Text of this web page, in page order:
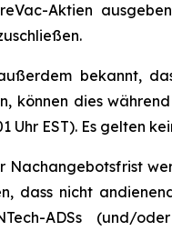
Aktien
bekannt,
können dies
Uhr EST). Es
Nachangebotsfrist
dass nicht
ADSs (und/